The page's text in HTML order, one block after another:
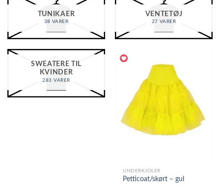
TUNIKAER
38 VARER
VENTETØJ
27 VARER
SWEATERE TIL
KVINDER
283 VARER
UNDERKJOLER
Petticoat/skørt – gul